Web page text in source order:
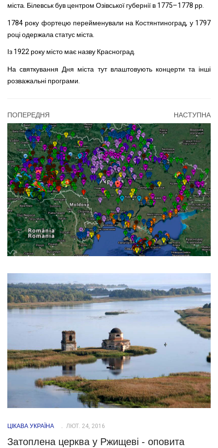
міста. Білевськ був центром Озівської губернії в 1775–1778 рр.
1784 року фортецю перейменували на Костянтиноград, у 1797
році одержала статус міста.
Із 1922 року місто має назву Красноград.
На святкування Дня міста тут влаштовують концерти та інші
розважальні програми.
ПОПЕРЕДНЯ НАСТУПНА
ЦІКАВА УКРАЇНА ЛЮТ. 24, 2016
Затоплена церква у Ржищеві - оповита